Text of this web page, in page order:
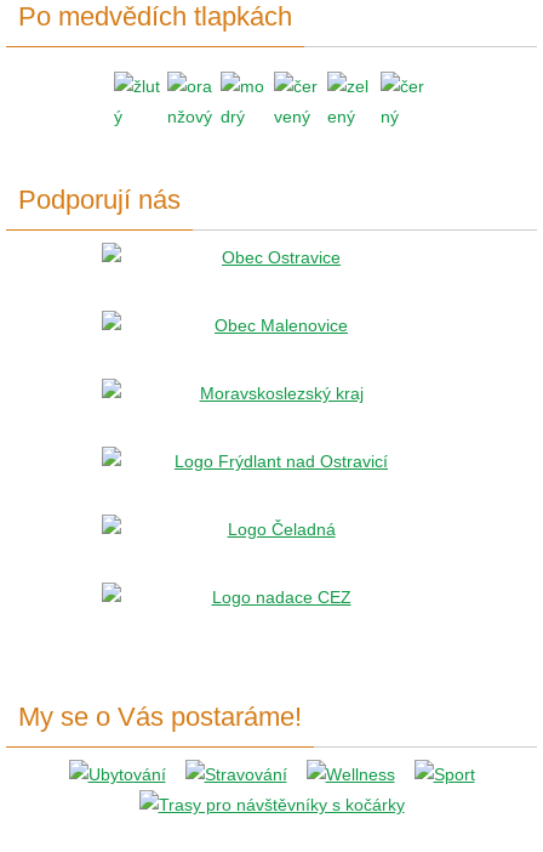
Po medvědích tlapkách
Podporují nás
My se o Vás postaráme!